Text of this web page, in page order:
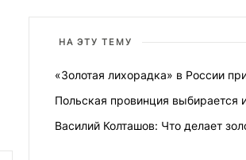
НА ЭТУ ТЕМУ
«Золотая лихорадка» в России
Польская провинция выбирается
Василий Колташов: Что делает